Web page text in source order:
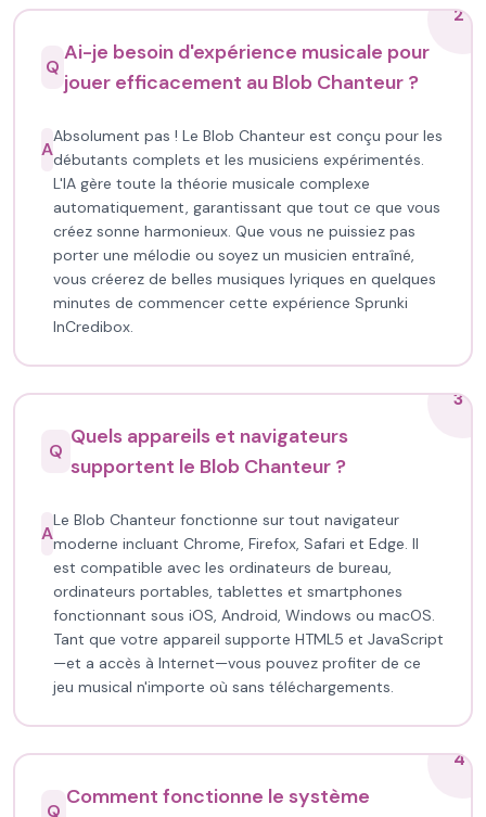
2
Q
Ai-je besoin d'expérience musicale pour
jouer efficacement au Blob Chanteur ?
A
Absolument pas ! Le Blob Chanteur est conçu pour les
débutants complets et les musiciens expérimentés.
L'IA gère toute la théorie musicale complexe
automatiquement, garantissant que tout ce que vous
créez sonne harmonieux. Que vous ne puissiez pas
porter une mélodie ou soyez un musicien entraîné,
vous créerez de belles musiques lyriques en quelques
minutes de commencer cette expérience Sprunki
InCredibox.
3
Q
Quels appareils et navigateurs
supportent le Blob Chanteur ?
A
Le Blob Chanteur fonctionne sur tout navigateur
moderne incluant Chrome, Firefox, Safari et Edge. Il
est compatible avec les ordinateurs de bureau,
ordinateurs portables, tablettes et smartphones
fonctionnant sous iOS, Android, Windows ou macOS.
Tant que votre appareil supporte HTML5 et JavaScript
—et a accès à Internet—vous pouvez profiter de ce
jeu musical n'importe où sans téléchargements.
4
Q
Comment fonctionne le système